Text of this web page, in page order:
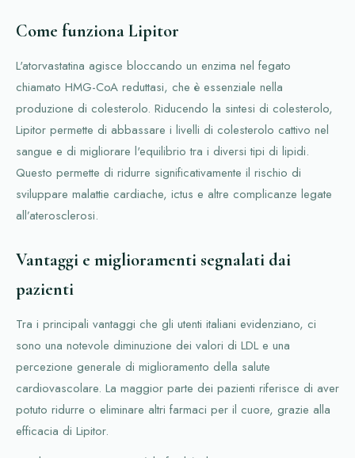
Come funziona Lipitor
L'atorvastatina agisce bloccando un enzima nel fegato
chiamato HMG-CoA reduttasi, che è essenziale nella
produzione di colesterolo. Riducendo la sintesi di colesterolo,
Lipitor permette di abbassare i livelli di colesterolo cattivo nel
sangue e di migliorare l'equilibrio tra i diversi tipi di lipidi.
Questo permette di ridurre significativamente il rischio di
sviluppare malattie cardiache, ictus e altre complicanze legate
all’aterosclerosi.
Vantaggi e miglioramenti segnalati dai
pazienti
Tra i principali vantaggi che gli utenti italiani evidenziano, ci
sono una notevole diminuzione dei valori di LDL e una
percezione generale di miglioramento della salute
cardiovascolare. La maggior parte dei pazienti riferisce di aver
potuto ridurre o eliminare altri farmaci per il cuore, grazie alla
efficacia di Lipitor.